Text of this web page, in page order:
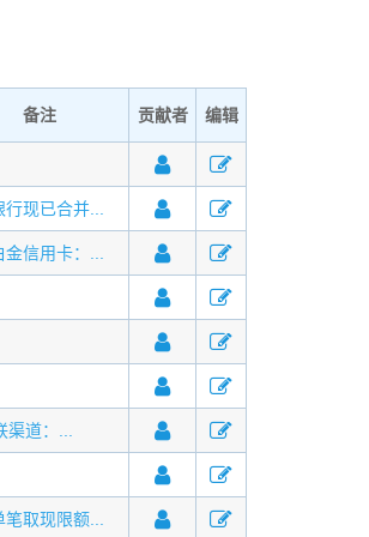
备注 贡献者 编辑
行现已合并...
金信用卡：...
渠道：...
笔取现限额...